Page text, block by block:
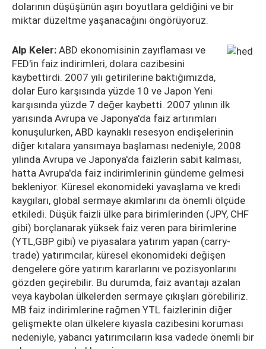
dolarının düşüşünün aşırı boyutlara geldiğini ve bir
miktar düzeltme yaşanacağını öngörüyoruz.
Alp Keler: ABD ekonomisinin zayıflaması ve
FED'in faiz indirimleri, dolara cazibesini
kaybettirdi. 2007 yılı getirilerine baktığımızda,
dolar Euro karşısında yüzde 10 ve Japon Yeni
karşısında yüzde 7 değer kaybetti. 2007 yılının ilk
yarısında Avrupa ve Japonya'da faiz artırımları
konuşulurken, ABD kaynaklı resesyon endişelerinin
diğer kıtalara yansımaya başlaması nedeniyle, 2008
yılında Avrupa ve Japonya'da faizlerin sabit kalması,
hatta Avrupa'da faiz indirimlerinin gündeme gelmesi
bekleniyor. Küresel ekonomideki yavaşlama ve kredi
kaygıları, global sermaye akımlarını da önemli ölçüde
etkiledi. Düşük faizli ülke para birimlerinden (JPY, CHF
gibi) borçlanarak yüksek faiz veren para birimlerine
(YTL,GBP gibi) ve piyasalara yatırım yapan (carry-
trade) yatırımcılar, küresel ekonomideki değişen
dengelere göre yatırım kararlarını ve pozisyonlarını
gözden geçirebilir. Bu durumda, faiz avantajı azalan
veya kaybolan ülkelerden sermaye çıkışları görebiliriz.
MB faiz indirimlerine rağmen YTL faizlerinin diğer
gelişmekte olan ülkelere kıyasla cazibesini koruması
nedeniyle, yabancı yatırımcıların kısa vadede önemli bir